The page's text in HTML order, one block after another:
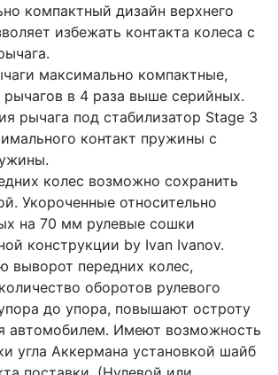
компактный дизайн верхнего
избежать контакта колеса с
максимально компактные,
рычагов в 4 раза выше серийных.
рычага под стабилизатор Stage 3
контакт пружины с
колес возможно сохранить
Укороченные относительно
на 70 мм рулевые сошки
конструкции by Ivan Ivanov.
выворот передних колес,
оборотов рулевого
до упора, повышают остроту
автомобилем. Имеют возможность
угла Аккермана установкой шайб